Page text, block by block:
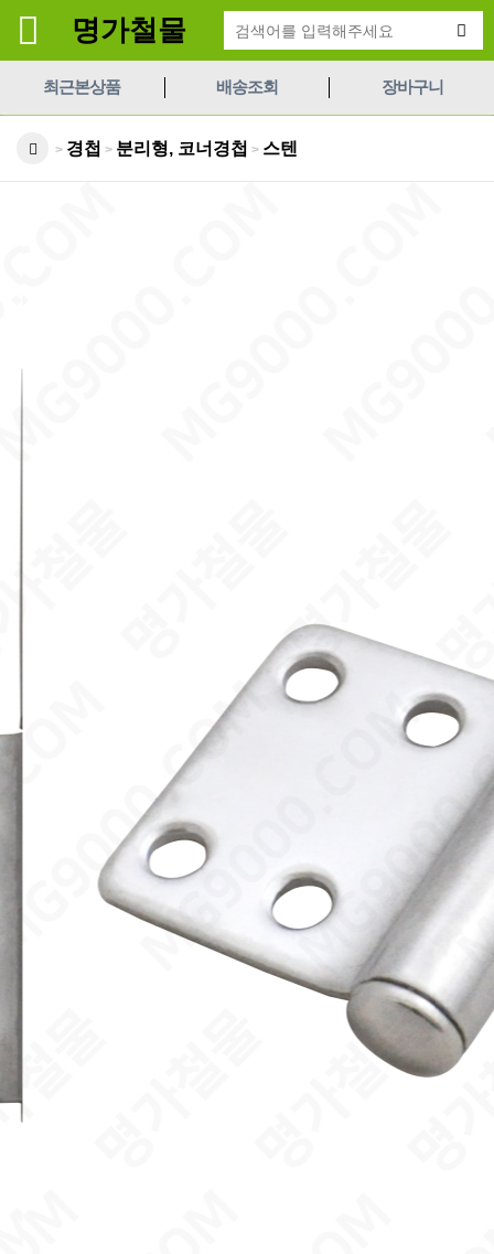
명가철물
최근본상품 배송조회 장바구니
> 경첩 > 분리형, 코너경첩 > 스텐